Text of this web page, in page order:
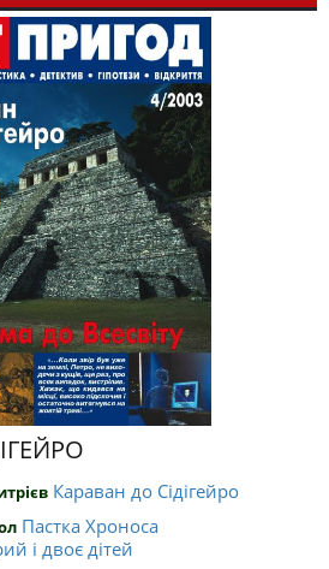
Караван до Сідігейро
Пастка Хроноса
і двоє дітей